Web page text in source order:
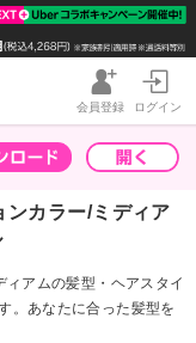
会員登録 ログイン
ンカラー/ミディア
アムの髪型・ヘアスタイ
。あなたに合った髪型を